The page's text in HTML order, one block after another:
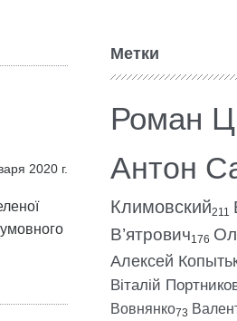
2020 г.
Метки
Роман
Антон
Климовский211
В’ятрович176
Алексей
Віталій
Вовнянко73